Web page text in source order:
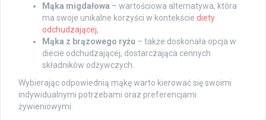
Mąka migdałowa – wartościowa alternatywa, która
ma swoje unikalne korzyści w kontekście diety
odchudzającej,
Mąka z brązowego ryżu – także doskonała opcja w
diecie odchudzającej, dostarczająca cennych
składników odżywczych.
Wybierając odpowiednią mąkę warto kierować się swoimi
indywidualnymi potrzebami oraz preferencjami
żywieniowymi.